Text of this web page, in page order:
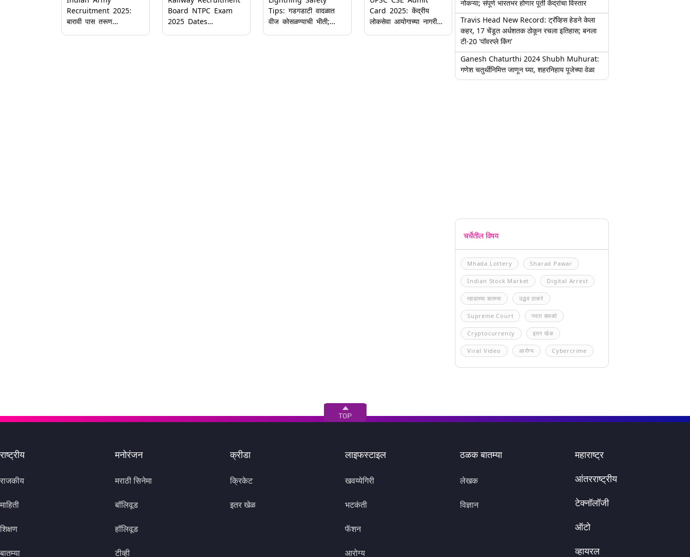
Recruitment 2025:
बारावी पास तरूण
Board NTPC Exam
2025 Dates
Tips: गडगडाटी वादळात
वीज कोसळण्याची भीती;
Card 2025: केंद्रीय
लोकसेवा आयोगाच्या नागरी
नोकऱ्या; संपूर्ण भारतभर होणार पूर्ती केंद्रांचा विस्तार
Travis Head New Record: ट्रॅव्हिस हेडने केला
कहर, 17 चेंडूत अर्धशतक ठोकून रचला इतिहास; बनला
टी-20 'पॉवरप्ले किंग'
Ganesh Chaturthi 2024 Shubh Muhurat:
गणेश चतुर्थीनिमित्त जाणून घ्या, शहरनिहाय पूजेच्या वेळा
चर्चेतील विषय
Mhada Lottery Sharad Pawar
Indian Stock Market Digital Arrest
म्हाडाच्या बातम्या उद्धव ठाकरे
Supreme Court नवरा बायको
Cryptocurrency इतर खेळ
Viral Video आरोग्य Cybercrime
राष्ट्रीय
राजकीय
माहिती
शिक्षण
बातम्या
मनोरंजन
मराठी सिनेमा
बॉलिवूड
हॉलिवूड
टीव्ही
क्रीडा
क्रिकेट
इतर खेळ
लाइफस्टाइल
खवय्येगिरी
भटकंती
फॅशन
आरोग्य
ठळक बातम्या
लेखक
विज्ञान
महाराष्ट्र
आंतरराष्ट्रीय
टेक्नॉलॉजी
ऑटो
व्हायरल